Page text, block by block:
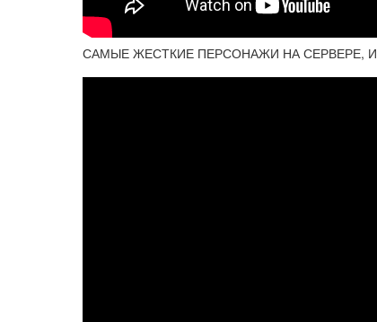
САМЫЕ ЖЕСТКИЕ ПЕРСОНАЖИ НА СЕРВЕРЕ, ИХ